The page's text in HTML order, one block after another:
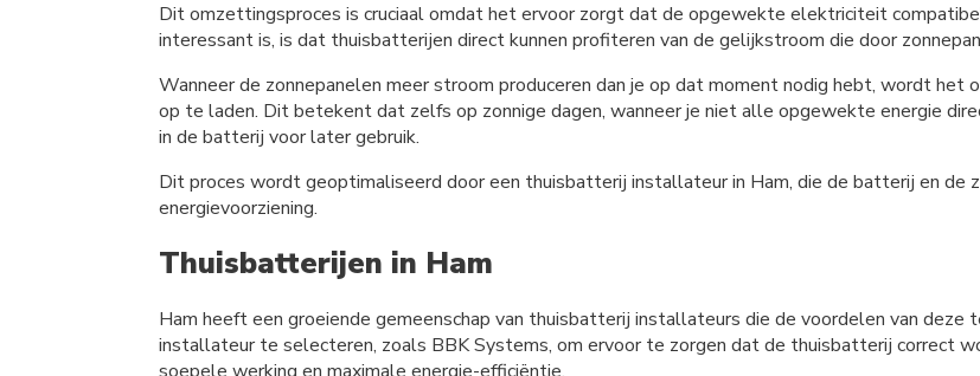
Dit omzettingsproces is cruciaal omdat het ervoor zorgt dat de opgewekte elektriciteit
interessant is, is dat thuisbatterijen direct kunnen profiteren van de gelijkstroom die door
Wanneer de zonnepanelen meer stroom produceren dan je op dat moment nodig hebt, wordt
op te laden. Dit betekent dat zelfs op zonnige dagen, wanneer je niet alle opgewekte energie
in de batterij voor later gebruik.
Dit proces wordt geoptimaliseerd door een thuisbatterij installateur in Ham, die de batterij en de
energievoorziening.
Thuisbatterijen in Ham
Ham heeft een groeiende gemeenschap van thuisbatterij installateurs die de voordelen van deze
installateur te selecteren, zoals BBK Systems, om ervoor te zorgen dat de thuisbatterij correct